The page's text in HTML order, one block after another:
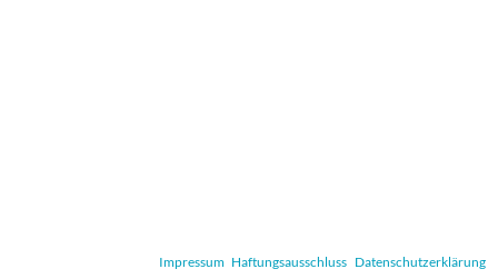
Impressum Haftungsausschluss Datenschutzerklärung